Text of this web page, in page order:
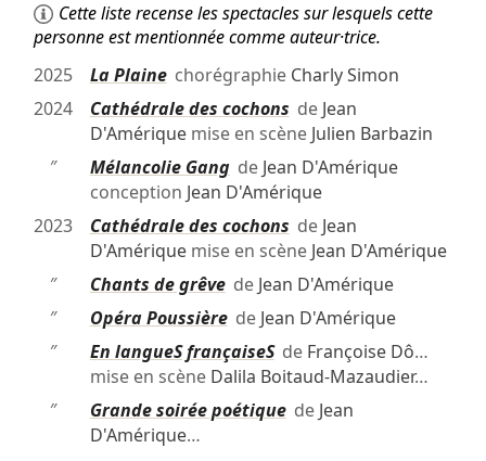
Cette liste recense les spectacles sur lesquels cette
personne est mentionnée comme auteur·trice.
2025
La Plainechorégraphie Charly Simon
2024
Cathédrale des cochons de Jean
D'Amériquemise en scène Julien Barbazin
″
Mélancolie Gangde Jean D'Amérique
conception Jean D'Amérique
2023
Cathédrale des cochons de Jean
D'Amériquemise en scène Jean D'Amérique
″
Chants de grêvede Jean D'Amérique
″
Opéra Poussièrede Jean D'Amérique
″
En langueS françaiseSde Françoise Dô…
mise en scène Dalila Boitaud-Mazaudier…
″
Grande soirée poétiquede Jean
D'Amérique…